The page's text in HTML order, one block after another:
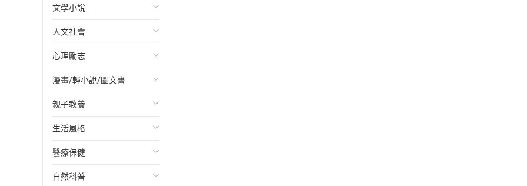
投資理財
經濟/趨勢
財務/金融
管理/領導
職場工作術
成功法
行銷/廣告
傳記
文學小說
歐美文學
日本文學
韓國文學
華文文學
經典文學
成長/家庭生活小說
懸疑/推理小說
人文社會
國際關係
政治
社會科學
台灣/中國歷史
日/韓歷史
其他歷史/史學
心理勵志
心靈成長/情緒
人際關係
兩性關係
心理學
漫畫/輕小說/圖文書
輕小說
奇幻/科幻
愛情故事
職場/社會寫實
親子教養
教育現場
兒童文學/故事
兒童科普/學習
生活風格
飲食/食譜
健身/美顏
醫療保健
健康/養生
自然科普